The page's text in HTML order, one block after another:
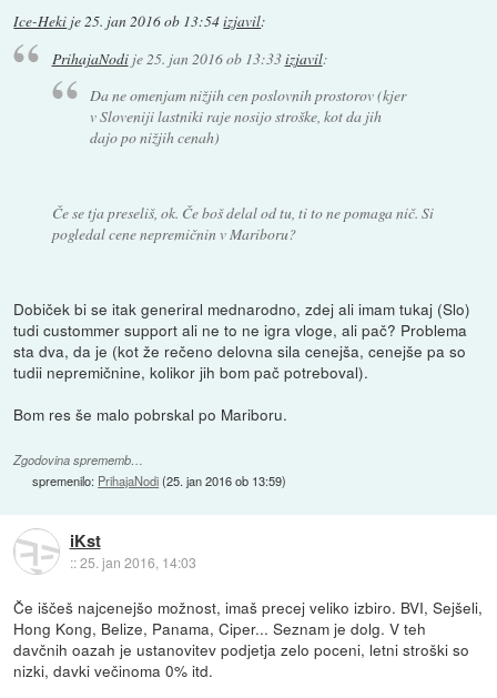
Ice-Heki je25. jan 2016 ob 13:54izjavil:
PrihajaNodije25. jan 2016 ob 13:33izjavil:
Da ne omenjam nižjih cen poslovnih prostorov (kjer
v Sloveniji lastniki raje nosijo stroške, kot da jih
dajo po nižjih cenah)
Če se tja preseliš, ok. Če boš delal od tu, ti to ne pomaga nič. Si
pogledal cene nepremičnin v Mariboru?
Dobiček bi se itak generiral mednarodno, zdej ali imam tukaj (Slo)
tudi custommer support ali ne to ne igra vloge, ali pač? Problema
sta dva, da je (kot že rečeno delovna sila cenejša, cenejše pa so
tudii nepremičnine, kolikor jih bom pač potreboval).
Bom res še malo pobrskal po Mariboru.
Zgodovina sprememb…
spremenilo: PrihajaNodi(25. jan 2016 ob 13:59)
iKst
::25. jan 2016, 14:03
Če iščeš najcenejšo možnost, imaš precej veliko izbiro. BVI, Sejšeli,
Hong Kong, Belize, Panama, Ciper... Seznam je dolg. V teh
davčnih oazah je ustanovitev podjetja zelo poceni, letni stroški so
nizki, davki večinoma 0% itd.